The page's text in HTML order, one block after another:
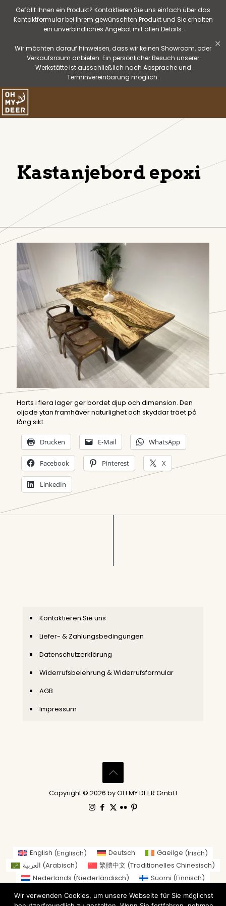
Gefällt Ihnen ein Produkt? Kontaktieren Sie uns einfach über das
Kontaktformular bei Ihrem gewünschten Produkt und Sie erhalten
ein unverbindliches Angebot mit allen Details.
Wir möchten darauf hinweisen, dass wir keinen Showroom, oder
Verkaufsraum anbieten. Ein persönlicher Besuch unserer
Werkstätte ist ausschließlich nach Absprache und
Terminvereinbarung möglich.
✕
Kastanjebord epoxi
Harts i flera lager ger bordet djup och dimension. Den
oljade ytan framhäver naturlighet och skyddar träet på
lång sikt.
Drucken E-Mail WhatsApp
Facebook Pinterest X
LinkedIn
Kontaktieren Sie uns
Liefer- & Zahlungsbedingungen
Datenschutzerklärung
Widerrufsbelehrung & Widerrufsformular
AGB
Impressum
Copyright © 2026 by OH MY DEER GmbH
English (Englisch) Deutsch Gaeilge (Irisch)
العربية (Arabisch) 繁體中文 (Traditionelles Chinesisch)
Nederlands (Niederländisch) Suomi (Finnisch)
Français( Französisch Italiano (Italienisch )
日本語(Japanisch)
Wir verwenden Cookies, um unsere Webseite für Sie möglichst